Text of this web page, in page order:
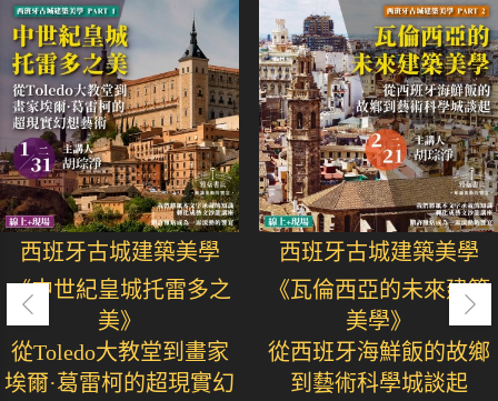
西班牙古城建築美學
《中世紀皇城托雷多之
美》
從Toledo大教堂到畫家
埃爾·葛雷柯的超現實幻
西班牙古城建築美學
《瓦倫西亞的未來建築
美學》
從西班牙海鮮飯的故鄉
到藝術科學城談起